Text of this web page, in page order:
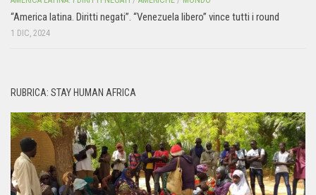
“America latina. Diritti negati”. “Venezuela libero” vince tutti i round
1 DIC, 2024
RUBRICA: STAY HUMAN AFRICA